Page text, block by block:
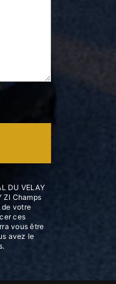
DU VELAY
ZI Champs
de votre
ces
vous être
avez le